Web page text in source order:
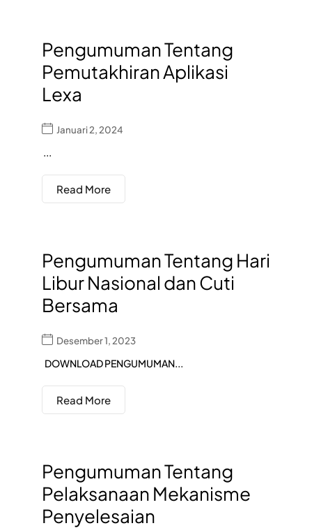
Pengumuman Tentang
Pemutakhiran Aplikasi
Lexa
Januari 2, 2024
...
Read More
Pengumuman Tentang Hari
Libur Nasional dan Cuti
Bersama
Desember 1, 2023
DOWNLOAD PENGUMUMAN...
Read More
Pengumuman Tentang
Pelaksanaan Mekanisme
Penyelesaian